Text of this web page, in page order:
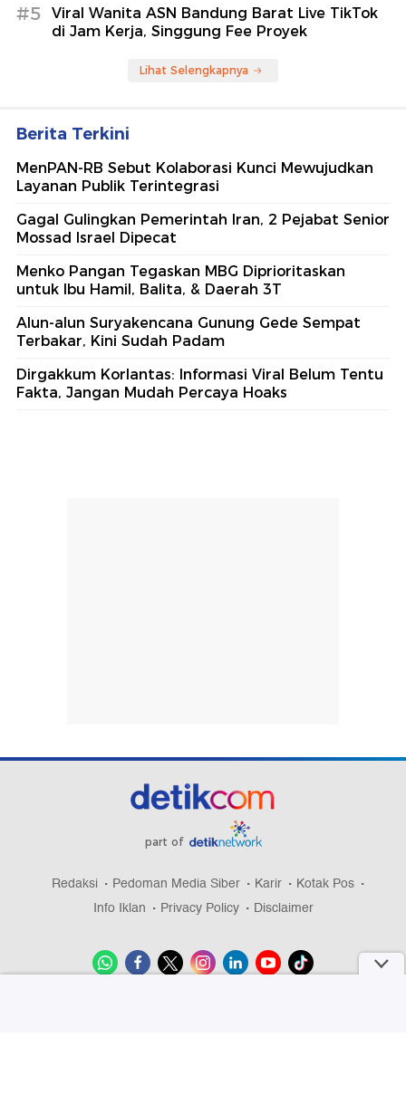
#5
Viral Wanita ASN Bandung Barat Live TikTok
di Jam Kerja, Singgung Fee Proyek
Lihat Selengkapnya
Berita Terkini
MenPAN-RB Sebut Kolaborasi Kunci Mewujudkan
Layanan Publik Terintegrasi
Gagal Gulingkan Pemerintah Iran, 2 Pejabat Senior
Mossad Israel Dipecat
Menko Pangan Tegaskan MBG Diprioritaskan
untuk Ibu Hamil, Balita, & Daerah 3T
Alun-alun Suryakencana Gunung Gede Sempat
Terbakar, Kini Sudah Padam
Dirgakkum Korlantas: Informasi Viral Belum Tentu
Fakta, Jangan Mudah Percaya Hoaks
part of
Redaksi Pedoman Media Siber Karir
Kotak Pos
Info Iklan
Privacy Policy Disclaimer